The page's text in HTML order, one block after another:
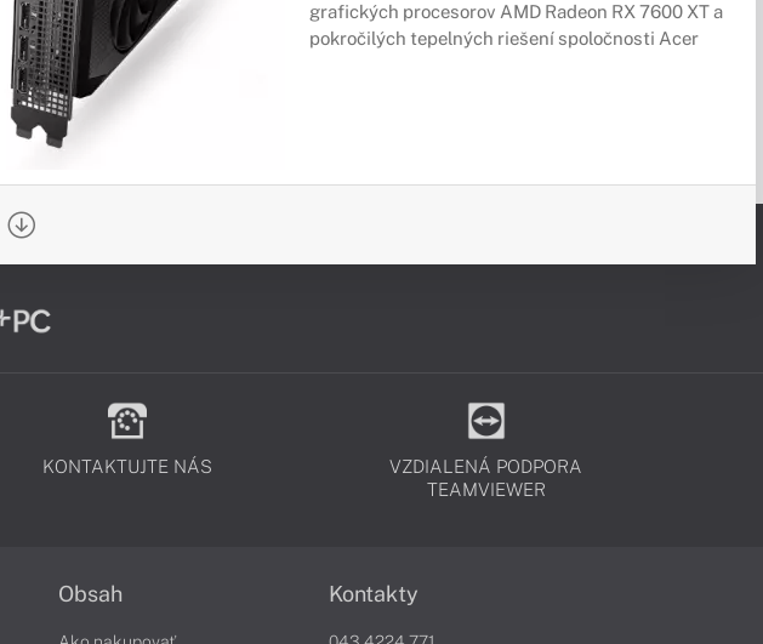
grafických procesorov AMD Radeon RX 7600 XT a
pokročilých tepelných riešení spoločnosti Acer
KONTAKTUJTE NÁS
VZDIALENÁ PODPORA
TEAMVIEWER
Obsah Kontakty